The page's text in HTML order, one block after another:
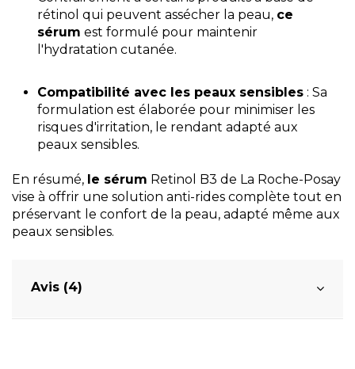
rétinol qui peuvent assécher la peau, ce
sérum est formulé pour maintenir
l'hydratation cutanée.
Compatibilité avec les peaux sensibles : Sa
formulation est élaborée pour minimiser les
risques d'irritation, le rendant adapté aux
peaux sensibles.
En résumé, le sérum Retinol B3 de La Roche-Posay
vise à offrir une solution anti-rides complète tout en
préservant le confort de la peau, adapté même aux
peaux sensibles.
Avis (4)